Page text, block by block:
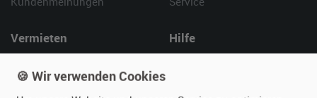
Vermieten
Fotos senden
Hilfe
🍪 Wir verwenden Cookies